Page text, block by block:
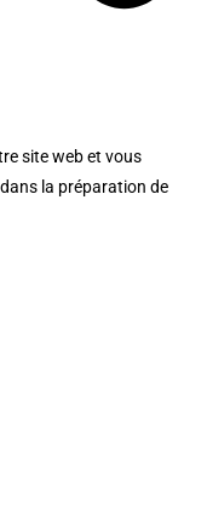
site web et vous
la préparation de